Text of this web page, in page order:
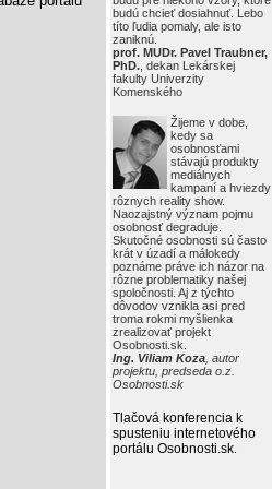
budú chcieť dosiahnuť. Lebo
títo ľudia pomaly, ale isto
zaniknú.
prof. MUDr. Pavel Traubner,
PhD. , dekan Lekárskej
fakulty Univerzity
Komenského
Žijeme v dobe,
kedy sa
osobnosťami
stávajú produkty
mediálnych
kampaní a hviezdy
rôznych reality show.
Naozajstný význam pojmu
osobnosť degraduje.
Skutočné osobnosti sú často
krát v úzadí a málokedy
poznáme práve ich názor na
rôzne problematiky našej
spoločnosti. Aj z týchto
dôvodov vznikla asi pred
troma rokmi myšlienka
zrealizovať projekt
Osobnosti.sk.
Ing. Viliam Koza , autor
projektu, predseda o.z.
Osobnosti.sk
Tlačová konferencia k
spusteniu internetového
portálu Osobnosti.sk